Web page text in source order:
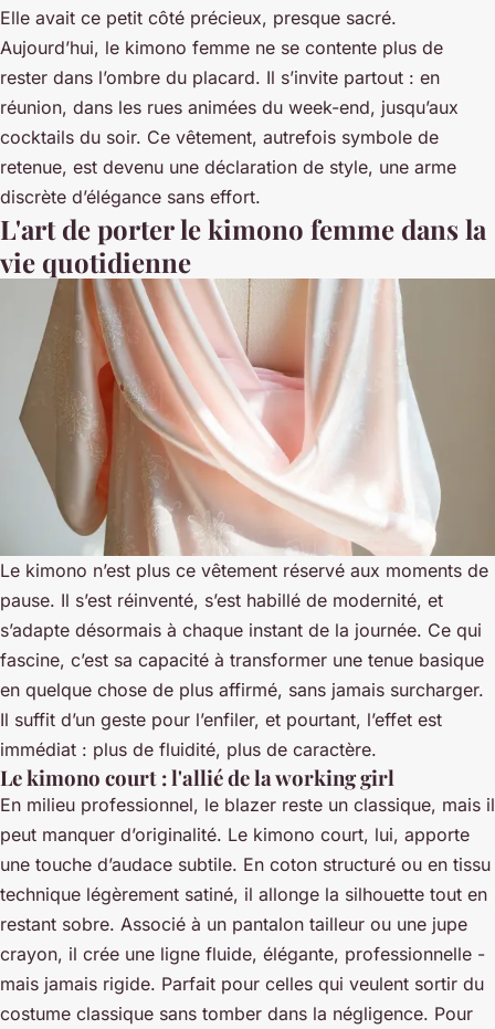
Elle avait ce petit côté précieux, presque sacré.
Aujourd’hui, le kimono femme ne se contente plus de
rester dans l’ombre du placard. Il s’invite partout : en
réunion, dans les rues animées du week-end, jusqu’aux
cocktails du soir. Ce vêtement, autrefois symbole de
retenue, est devenu une déclaration de style, une arme
discrète d’élégance sans effort.
L'art de porter le kimono femme dans la
vie quotidienne
Le kimono n’est plus ce vêtement réservé aux moments de
pause. Il s’est réinventé, s’est habillé de modernité, et
s’adapte désormais à chaque instant de la journée. Ce qui
fascine, c’est sa capacité à transformer une tenue basique
en quelque chose de plus affirmé, sans jamais surcharger.
Il suffit d’un geste pour l’enfiler, et pourtant, l’effet est
immédiat : plus de fluidité, plus de caractère.
Le kimono court : l'allié de la working girl
En milieu professionnel, le blazer reste un classique, mais il
peut manquer d’originalité. Le kimono court, lui, apporte
une touche d’audace subtile. En coton structuré ou en tissu
technique légèrement satiné, il allonge la silhouette tout en
restant sobre. Associé à un pantalon tailleur ou une jupe
crayon, il crée une ligne fluide, élégante, professionnelle -
mais jamais rigide. Parfait pour celles qui veulent sortir du
costume classique sans tomber dans la négligence. Pour